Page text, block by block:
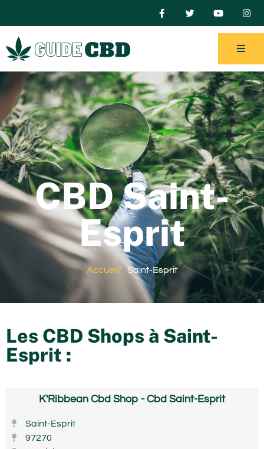
CBD Saint-
Esprit
Accueil / Saint-Esprit
Les CBD Shops à Saint-
Esprit :
K'Ribbean Cbd Shop - Cbd Saint-Esprit
Saint-Esprit
97270